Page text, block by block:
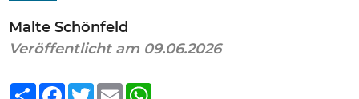
Malte Schönfeld
Veröffentlicht am 09.06.2026
TeilenFacebook
Twitter
EmailWhatsApp